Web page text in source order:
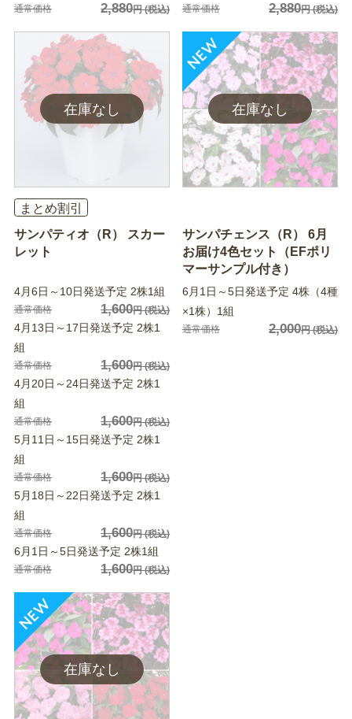
通常価格 2,880円(税込) 通常価格 2,880円(税込)
まとめ割引
サンパティオ（R） スカー
レット
4月6日～10日発送予定 2株1組
通常価格 1,600円(税込)
4月13日～17日発送予定 2株1
組
通常価格 1,600円(税込)
4月20日～24日発送予定 2株1
組
通常価格 1,600円(税込)
5月11日～15日発送予定 2株1
組
通常価格 1,600円(税込)
5月18日～22日発送予定 2株1
組
通常価格 1,600円(税込)
6月1日～5日発送予定 2株1組
通常価格 1,600円(税込)
サンパチェンス（R） 6月
お届け4色セット（EFポリ
マーサンプル付き）
6月1日～5日発送予定 4株（4種
×1株）1組
通常価格 2,000円(税込)